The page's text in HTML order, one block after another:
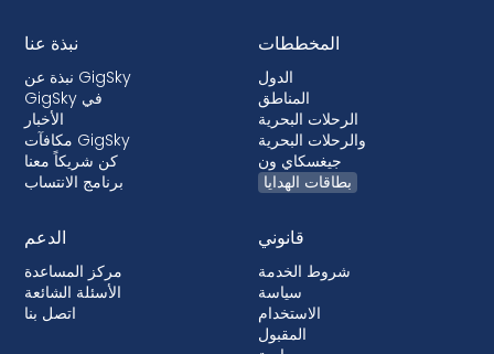
نبذة عنا
نبذة عن GigSky
GigSky في
الأخبار
مكافآت GigSky
كن شريكاً معنا
برنامج الانتساب
المخططات
الدول
المناطق
الرحلات البحرية
والرحلات البحرية
جيغسكاي ون
بطاقات الهدايا
الدعم
مركز المساعدة
الأسئلة الشائعة
اتصل بنا
قانوني
شروط الخدمة
سياسة
الاستخدام
المقبول